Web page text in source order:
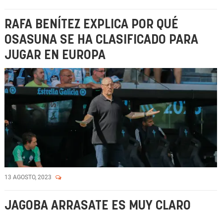
RAFA BENÍTEZ EXPLICA POR QUÉ
OSASUNA SE HA CLASIFICADO PARA
JUGAR EN EUROPA
13 AGOSTO, 2023
JAGOBA ARRASATE ES MUY CLARO